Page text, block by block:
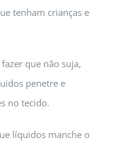
tenham crianças e
que não suja,
penetre e
no tecido.
líquidos manche o